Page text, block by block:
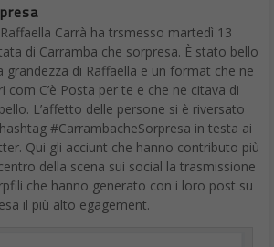
Carrà ha trsmesso martedì 13
di Carramba che sorpresa. È stato bello
grandezza di Raffaella e un format che ne
com C’è Posta per te e che ne citava di
L’affetto delle persone si è riversato
#CarrambacheSorpresa in testa ai
Qui gli acciunt che hanno contributo più
della scena sui social la trasmissione
che hanno generato con i loro post su
il più alto egagement.